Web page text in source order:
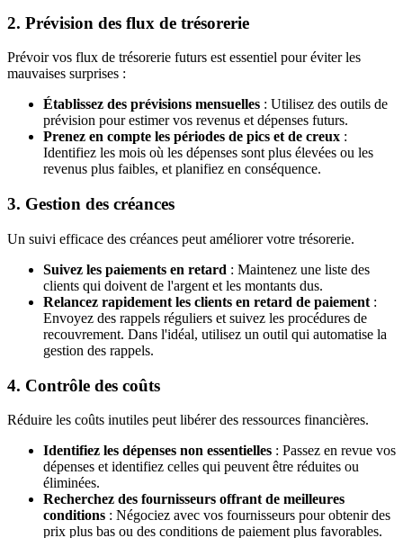
2. Prévision des flux de trésorerie
Prévoir vos flux de trésorerie futurs est essentiel pour éviter les
mauvaises surprises :
Établissez des prévisions mensuelles : Utilisez des outils de
prévision pour estimer vos revenus et dépenses futurs.
Prenez en compte les périodes de pics et de creux :
Identifiez les mois où les dépenses sont plus élevées ou les
revenus plus faibles, et planifiez en conséquence.
3. Gestion des créances
Un suivi efficace des créances peut améliorer votre trésorerie.
Suivez les paiements en retard : Maintenez une liste des
clients qui doivent de l'argent et les montants dus.
Relancez rapidement les clients en retard de paiement :
Envoyez des rappels réguliers et suivez les procédures de
recouvrement. Dans l'idéal, utilisez un outil qui automatise la
gestion des rappels.
4. Contrôle des coûts
Réduire les coûts inutiles peut libérer des ressources financières.
Identifiez les dépenses non essentielles : Passez en revue vos
dépenses et identifiez celles qui peuvent être réduites ou
éliminées.
Recherchez des fournisseurs offrant de meilleures
conditions : Négociez avec vos fournisseurs pour obtenir des
prix plus bas ou des conditions de paiement plus favorables.